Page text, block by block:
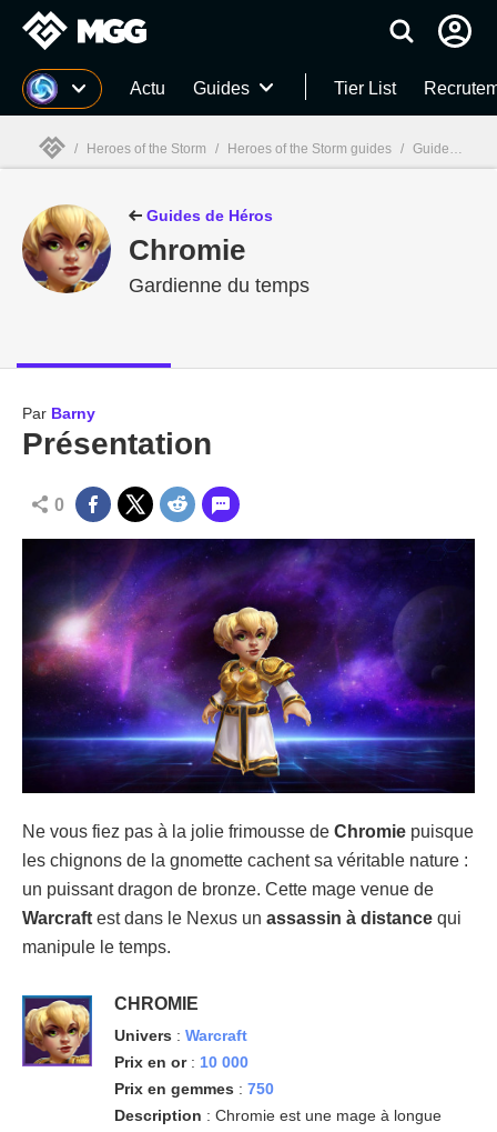
MGG Actu Guides Tier List
MGG
/ Heroes of the Storm / Heroes of the Storm guides / Guides Héros HOTS
Guides de Héros
Chromie
Gardienne du temps
Par Barny
Présentation
0
Ne vous fiez pas à la jolie frimousse de Chromie puisque
les chignons de la gnomette cachent sa véritable nature :
un puissant dragon de bronze. Cette mage venue de
Warcraft est dans le Nexus un assassin à distance qui
manipule le temps.
CHROMIE
Univers :Warcraft
Prix en or: 10 000
Prix en gemmes :750
Description : Chromie est une mage à longue